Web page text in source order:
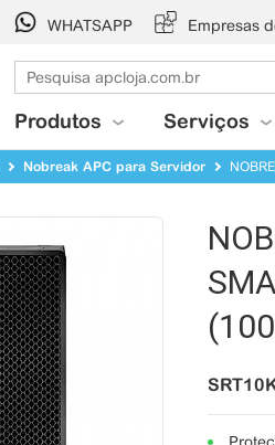
WHATSAPP Empresas
Produtos Serviços
Nobreak APC para Servidor